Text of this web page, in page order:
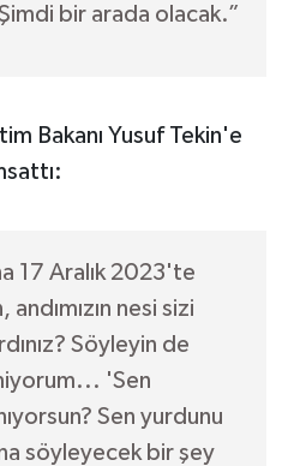
bir arada olacak.”
Bakanı Yusuf Tekin'e
17 Aralık 2023'te
nesi sizi
Söyleyin de
'Sen
Sen yurdunu
söyleyecek bir şey